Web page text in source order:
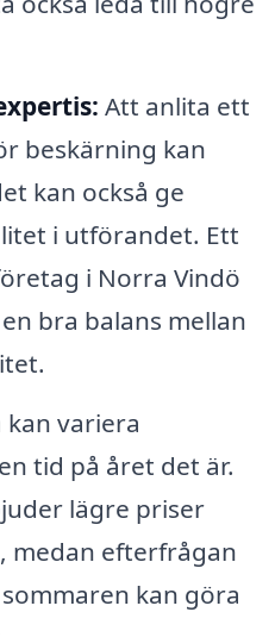
Att anlita ett
beskärning kan
kan också ge
i utförandet. Ett
i Norra Vindö
bra balans mellan
kan variera
tid på året det är.
lägre priser
medan efterfrågan
kan göra